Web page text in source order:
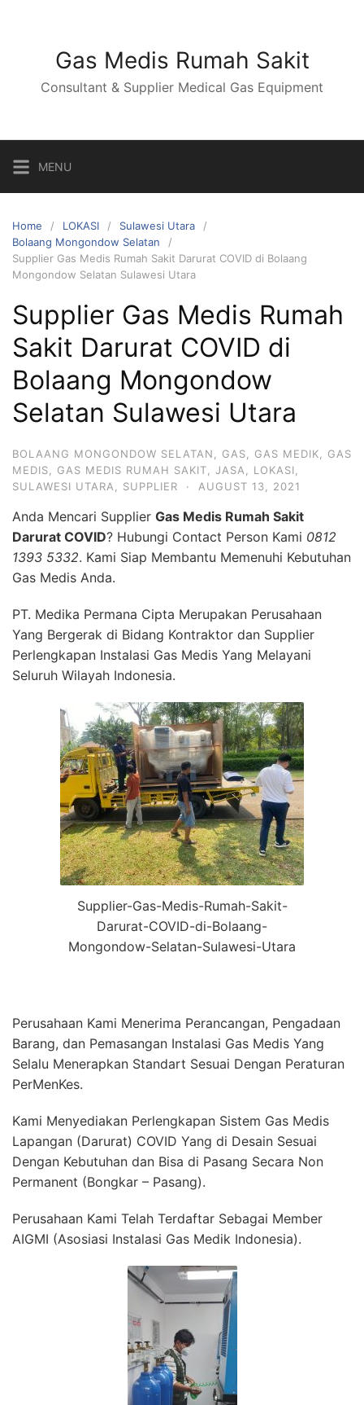
Gas Medis Rumah Sakit
Consultant & Supplier Medical Gas Equipment
MENU
Home LOKASI
Sulawesi Utara
Bolaang Mongondow Selatan
Supplier Gas Medis Rumah Sakit Darurat COVID di Bolaang
Mongondow Selatan Sulawesi Utara
Supplier Gas Medis Rumah
Sakit Darurat COVID di
Bolaang Mongondow
Selatan Sulawesi Utara
BOLAANG MONGONDOW SELATAN GAS GAS MEDIK
GAS
MEDIS
GAS MEDIS RUMAH SAKIT JASA LOKASI
SULAWESI UTARA
SUPPLIER · AUGUST 13, 2021
Anda Mencari Supplier Gas Medis Rumah Sakit
Darurat COVID? Hubungi Contact Person Kami 0812
1393 5332. Kami Siap Membantu Memenuhi Kebutuhan
Gas Medis Anda.
PT. Medika Permana Cipta Merupakan Perusahaan
Yang Bergerak di Bidang Kontraktor dan Supplier
Perlengkapan Instalasi Gas Medis Yang Melayani
Seluruh Wilayah Indonesia.
Supplier-Gas-Medis-Rumah-Sakit-
Darurat-COVID-di-Bolaang-
Mongondow-Selatan-Sulawesi-Utara
Perusahaan Kami Menerima Perancangan, Pengadaan
Barang, dan Pemasangan Instalasi Gas Medis Yang
Selalu Menerapkan Standart Sesuai Dengan Peraturan
PerMenKes.
Kami Menyediakan Perlengkapan Sistem Gas Medis
Lapangan (Darurat) COVID Yang di Desain Sesuai
Dengan Kebutuhan dan Bisa di Pasang Secara Non
Permanent (Bongkar – Pasang).
Perusahaan Kami Telah Terdaftar Sebagai Member
AIGMI (Asosiasi Instalasi Gas Medik Indonesia).